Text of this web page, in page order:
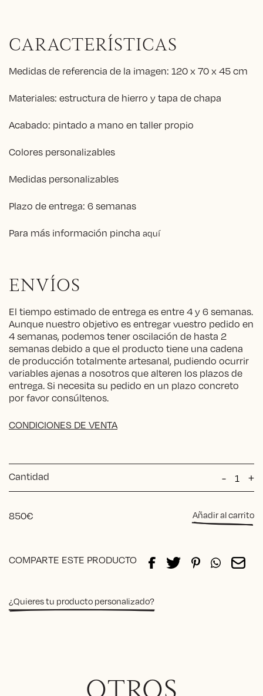
CARACTERÍSTICAS
Medidas de referencia de la imagen: 120 x 70 x 45 cm
Materiales: estructura de hierro y tapa de chapa
Acabado: pintado a mano en taller propio
Colores personalizables
Medidas personalizables
Plazo de entrega: 6 semanas
Para más información pincha aquí
ENVÍOS
El tiempo estimado de entrega es entre 4 y 6 semanas.
Aunque nuestro objetivo es entregar vuestro pedido en
4 semanas, podemos tener oscilación de hasta 2
semanas debido a que el producto tiene una cadena
de producción totalmente artesanal, pudiendo ocurrir
variables ajenas a nosotros que alteren los plazos de
entrega. Si necesita su pedido en un plazo concreto
por favor consúltenos.
CONDICIONES DE VENTA
Cantidad -
Mesa
de
+
850€ Añadir al carrito
COMPARTE ESTE PRODUCTO
¿Quieres tu producto personalizado?